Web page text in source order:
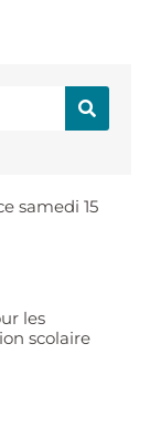
samedi 15
les
scolaire